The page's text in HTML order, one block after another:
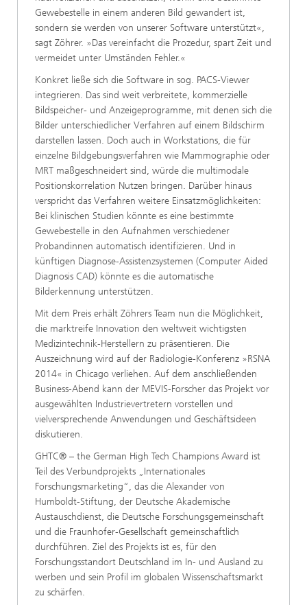
Gewebestelle in einem anderen Bild gewandert ist,
sondern sie werden von unserer Software unterstützt«,
sagt Zöhrer. »Das vereinfacht die Prozedur, spart Zeit und
vermeidet unter Umständen Fehler.«
Konkret ließe sich die Software in sog. PACS-Viewer
integrieren. Das sind weit verbreitete, kommerzielle
Bildspeicher- und Anzeigeprogramme, mit denen sich die
Bilder unterschiedlicher Verfahren auf einem Bildschirm
darstellen lassen. Doch auch in Workstations, die für
einzelne Bildgebungsverfahren wie Mammographie oder
MRT maßgeschneidert sind, würde die multimodale
Positionskorrelation Nutzen bringen. Darüber hinaus
verspricht das Verfahren weitere Einsatzmöglichkeiten:
Bei klinischen Studien könnte es eine bestimmte
Gewebestelle in den Aufnahmen verschiedener
Probandinnen automatisch identifizieren. Und in
künftigen Diagnose-Assistenzsystemen (Computer Aided
Diagnosis CAD) könnte es die automatische
Bilderkennung unterstützen.
Mit dem Preis erhält Zöhrers Team nun die Möglichkeit,
die marktreife Innovation den weltweit wichtigsten
Medizintechnik-Herstellern zu präsentieren. Die
Auszeichnung wird auf der Radiologie-Konferenz »RSNA
2014« in Chicago verliehen. Auf dem anschließenden
Business-Abend kann der MEVIS-Forscher das Projekt vor
ausgewählten Industrievertretern vorstellen und
vielversprechende Anwendungen und Geschäftsideen
diskutieren.
GHTC® – the German High Tech Champions Award ist
Teil des Verbundprojekts „Internationales
Forschungsmarketing“, das die Alexander von
Humboldt-Stiftung, der Deutsche Akademische
Austauschdienst, die Deutsche Forschungsgemeinschaft
und die Fraunhofer-Gesellschaft gemeinschaftlich
durchführen. Ziel des Projekts ist es, für den
Forschungsstandort Deutschland im In- und Ausland zu
werben und sein Profil im globalen Wissenschaftsmarkt
zu schärfen.